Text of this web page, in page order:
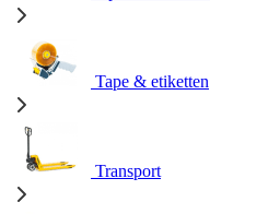
Tape & etiketten
Transport